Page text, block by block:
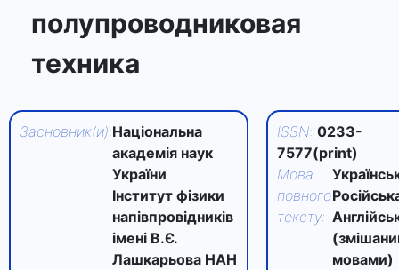
полупроводниковая
техника
Засновник(и):Національна
академія наук
України
Інститут фізики
напівпровідників
імені В.Є.
Лашкарьова НАН
ISSN: 0233-
7577(print)
Мова
повного
тексту:
мовами)